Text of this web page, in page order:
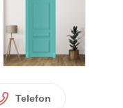
Telefon